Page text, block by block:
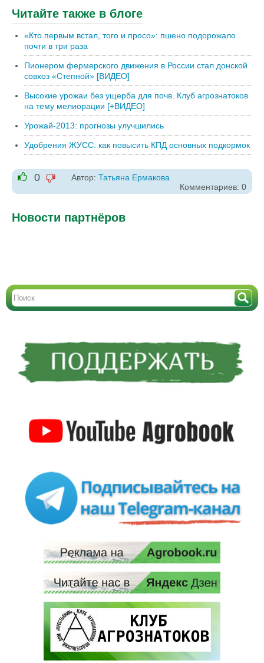
Читайте также в блоге
«Кто первым встал, того и просо»: пшено подорожало
почти в три раза
Пионером фермерского движения в России стал донской
совхоз «Степной» [ВИДЕО]
Высокие урожаи без ущерба для почв. Клуб агрознатоков
на тему мелиорации [+ВИДЕО]
Урожай-2013: прогнозы улучшились
Удобрения ЖУСС: как повысить КПД основных подкормок
0 Автор: Татьяна Ермакова
Комментариев: 0
Новости партнёров